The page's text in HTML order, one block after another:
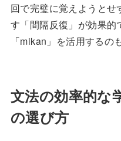
回で完璧に覚えようと
す「間隔反復」が効果
「mikan」を活用するの
文法の効率的な
の選び方